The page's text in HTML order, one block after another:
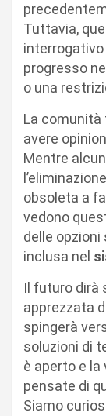
Tuttavia,
progresso
o una
La
avere
Mentre
obsoleta a
vedono
delle
inclusa nel
Il futuro dirà
apprezzata
spingerà
soluzioni di
è aperto e
pensate di
Siamo